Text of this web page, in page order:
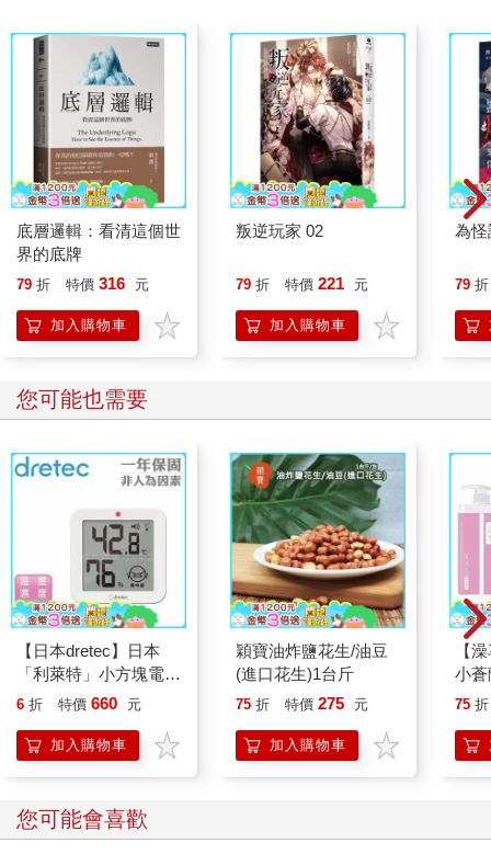
底層邏輯：看清這個世
界的底牌
79 折 特價 316 元
加入購物車
叛逆玩家 02
79 折 特價 221 元
加入購物車
為怪
79 折
您可能也需要
【日本dretec】日本
「利萊特」小方塊電子
式溫濕度計-白色(O-
6 折 特價 660 元
加入購物車
穎寶油炸鹽花生/油豆
(進口花生)1台斤
75 折 特價 275 元
加入購物車
【
小蒼
75 折
您可能會喜歡